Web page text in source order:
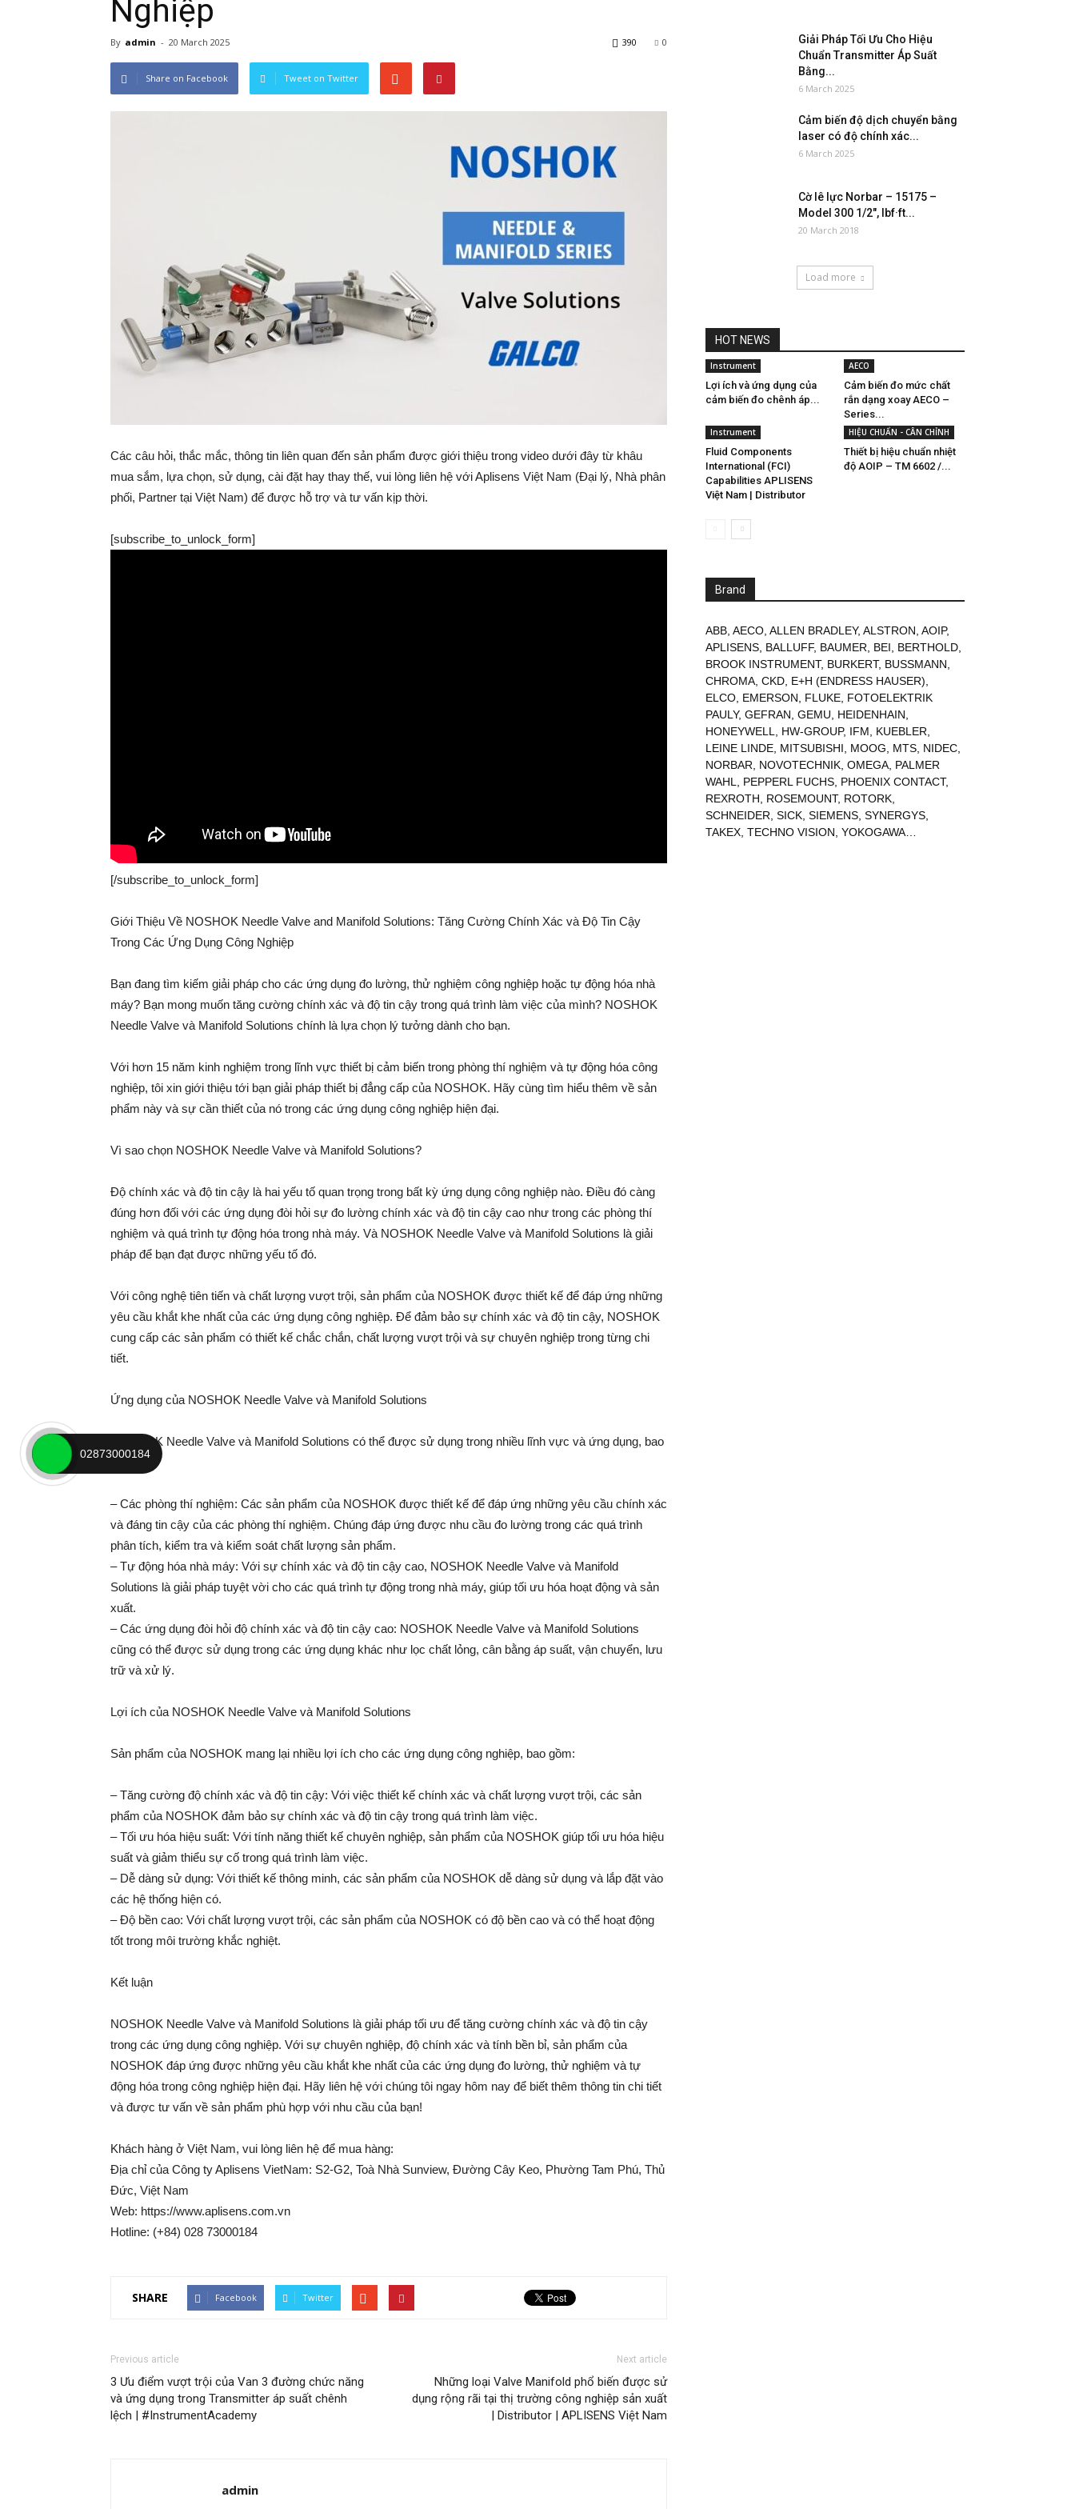
Nghiệp
By admin - 20 March 2025 0
390
Share on Facebook Tweet on Twitter
Các câu hỏi, thắc mắc, thông tin liên quan đến sản phẩm được giới thiệu trong video dưới đây từ khâu
mua sắm, lựa chọn, sử dụng, cài đặt hay thay thế, vui lòng liên hệ với Aplisens Việt Nam (Đại lý, Nhà phân
phối, Partner tại Việt Nam) để được hỗ trợ và tư vấn kịp thời.
[subscribe_to_unlock_form]
[/subscribe_to_unlock_form]
Giới Thiệu Về NOSHOK Needle Valve and Manifold Solutions: Tăng Cường Chính Xác và Độ Tin Cậy
Trong Các Ứng Dụng Công Nghiệp
Bạn đang tìm kiếm giải pháp cho các ứng dụng đo lường, thử nghiệm công nghiệp hoặc tự động hóa nhà
máy? Bạn mong muốn tăng cường chính xác và độ tin cậy trong quá trình làm việc của mình? NOSHOK
Needle Valve và Manifold Solutions chính là lựa chọn lý tưởng dành cho bạn.
Với hơn 15 năm kinh nghiệm trong lĩnh vực thiết bị cảm biến trong phòng thí nghiệm và tự động hóa công
nghiệp, tôi xin giới thiệu tới bạn giải pháp thiết bị đẳng cấp của NOSHOK. Hãy cùng tìm hiểu thêm về sản
phẩm này và sự cần thiết của nó trong các ứng dụng công nghiệp hiện đại.
Vì sao chọn NOSHOK Needle Valve và Manifold Solutions?
Độ chính xác và độ tin cậy là hai yếu tố quan trọng trong bất kỳ ứng dụng công nghiệp nào. Điều đó càng
đúng hơn đối với các ứng dụng đòi hỏi sự đo lường chính xác và độ tin cậy cao như trong các phòng thí
nghiệm và quá trình tự động hóa trong nhà máy. Và NOSHOK Needle Valve và Manifold Solutions là giải
pháp để bạn đạt được những yếu tố đó.
Với công nghệ tiên tiến và chất lượng vượt trội, sản phẩm của NOSHOK được thiết kế để đáp ứng những
yêu cầu khắt khe nhất của các ứng dụng công nghiệp. Để đảm bảo sự chính xác và độ tin cậy, NOSHOK
cung cấp các sản phẩm có thiết kế chắc chắn, chất lượng vượt trội và sự chuyên nghiệp trong từng chi
tiết.
Ứng dụng của NOSHOK Needle Valve và Manifold Solutions
NOSHOK Needle Valve và Manifold Solutions có thể được sử dụng trong nhiều lĩnh vực và ứng dụng, bao
gồm:
– Các phòng thí nghiệm: Các sản phẩm của NOSHOK được thiết kế để đáp ứng những yêu cầu chính xác
và đáng tin cậy của các phòng thí nghiệm. Chúng đáp ứng được nhu cầu đo lường trong các quá trình
phân tích, kiểm tra và kiểm soát chất lượng sản phẩm.
– Tự động hóa nhà máy: Với sự chính xác và độ tin cậy cao, NOSHOK Needle Valve và Manifold
Solutions là giải pháp tuyệt vời cho các quá trình tự động trong nhà máy, giúp tối ưu hóa hoạt động và sản
xuất.
– Các ứng dụng đòi hỏi độ chính xác và độ tin cậy cao: NOSHOK Needle Valve và Manifold Solutions
cũng có thể được sử dụng trong các ứng dụng khác như lọc chất lỏng, cân bằng áp suất, vận chuyển, lưu
trữ và xử lý.
Lợi ích của NOSHOK Needle Valve và Manifold Solutions
Sản phẩm của NOSHOK mang lại nhiều lợi ích cho các ứng dụng công nghiệp, bao gồm:
– Tăng cường độ chính xác và độ tin cậy: Với việc thiết kế chính xác và chất lượng vượt trội, các sản
phẩm của NOSHOK đảm bảo sự chính xác và độ tin cậy trong quá trình làm việc.
– Tối ưu hóa hiệu suất: Với tính năng thiết kế chuyên nghiệp, sản phẩm của NOSHOK giúp tối ưu hóa hiệu
suất và giảm thiểu sự cố trong quá trình làm việc.
– Dễ dàng sử dụng: Với thiết kế thông minh, các sản phẩm của NOSHOK dễ dàng sử dụng và lắp đặt vào
các hệ thống hiện có.
– Độ bền cao: Với chất lượng vượt trội, các sản phẩm của NOSHOK có độ bền cao và có thể hoạt động
tốt trong môi trường khắc nghiệt.
Kết luận
NOSHOK Needle Valve và Manifold Solutions là giải pháp tối ưu để tăng cường chính xác và độ tin cậy
trong các ứng dụng công nghiệp. Với sự chuyên nghiệp, độ chính xác và tính bền bỉ, sản phẩm của
NOSHOK đáp ứng được những yêu cầu khắt khe nhất của các ứng dụng đo lường, thử nghiệm và tự
động hóa trong công nghiệp hiện đại. Hãy liên hệ với chúng tôi ngay hôm nay để biết thêm thông tin chi tiết
và được tư vấn về sản phẩm phù hợp với nhu cầu của bạn!
Khách hàng ở Việt Nam, vui lòng liên hệ để mua hàng:
Địa chỉ của Công ty Aplisens VietNam: S2-G2, Toà Nhà Sunview, Đường Cây Keo, Phường Tam Phú, Thủ
Đức, Việt Nam
Web: https://www.aplisens.com.vn
Hotline: (+84) 028 73000184
SHARE Facebook Twitter
Previous article
3 Ưu điểm vượt trội của Van 3 đường chức năng
và ứng dụng trong Transmitter áp suất chênh
lệch | #InstrumentAcademy
Next article
Những loại Valve Manifold phổ biến được sử
dụng rộng rãi tại thị trường công nghiệp sản xuất
| Distributor | APLISENS Việt Nam
admin
Giải Pháp Tối Ưu Cho Hiệu
Chuẩn Transmitter Áp Suất
Bằng...
6 March 2025
Cảm biến độ dịch chuyển bằng
laser có độ chính xác...
6 March 2025
Cờ lê lực Norbar – 15175 –
Model 300 1/2″, lbf·ft...
20 March 2018
Load more
HOT NEWS
Instrument
Lợi ích và ứng dụng của
cảm biến đo chênh áp...
AECO
Cảm biến đo mức chất
rắn dạng xoay AECO –
Series...
Instrument
Fluid Components
International (FCI)
Capabilities APLISENS
Việt Nam | Distributor
HIỆU CHUẨN - CÂN CHỈNH
Thiết bị hiệu chuẩn nhiệt
độ AOIP – TM 6602 /...
Brand
ABB AECO ALLEN BRADLEY, ALSTRON AOIP,
APLISENS BALLUFF, BAUMER BEI BERTHOLD
BROOK INSTRUMENT, BURKERT, BUSSMANN
CHROMA CKD E+H (ENDRESS HAUSER)
ELCO EMERSON FLUKE FOTOELEKTRIK
PAULY, GEFRAN GEMU HEIDENHAIN
HONEYWELL
HW-GROUP, IFM KUEBLER
LEINE LINDE MITSUBISHI MOOG MTS NIDEC
NORBAR
NOVOTECHNIK OMEGA PALMER
WAHL
PEPPERL FUCHS PHOENIX CONTACT,
REXROTH
ROSEMOUNT, ROTORK
SCHNEIDER SICK SIEMENS SYNERGYS
TAKEX TECHNO VISION YOKOGAWA
02873000184